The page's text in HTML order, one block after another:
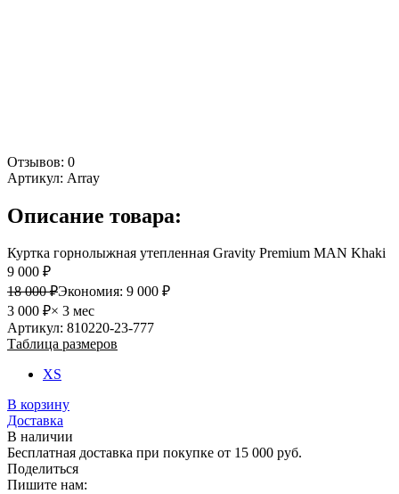
Отзывов: 0
Артикул: Array
Описание товара:
Куртка горнолыжная утепленная Gravity Premium MAN Khaki
9 000 ₽
18 000 ₽Экономия: 9 000 ₽
3 000 ₽× 3 мес
Артикул: 810220-23-777
Таблица размеров
XS
В корзину
Доставка
В наличии
Бесплатная доставка при покупке от 15 000 руб.
Поделиться
Пишите нам: